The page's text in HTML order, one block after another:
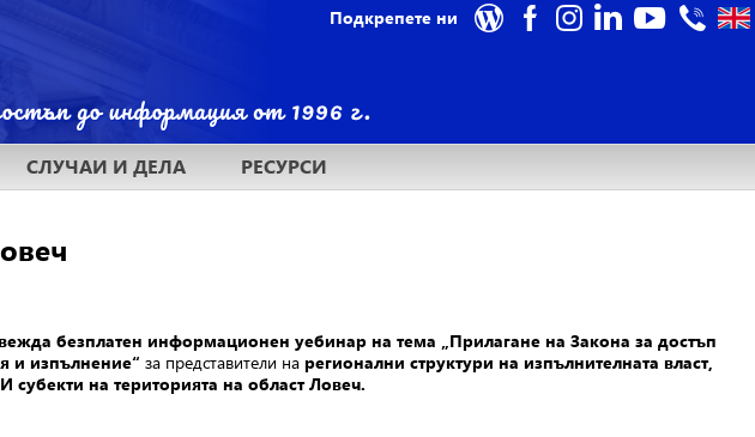
Подкрепете ни
СЛУЧАИ И ДЕЛА РЕСУРСИ
безплатен информационен уебинар на тема „Прилагане на Закона за достъп
и изпълнение“ за представители на регионални структури на изпълнителната власт,
на територията на област Ловеч.